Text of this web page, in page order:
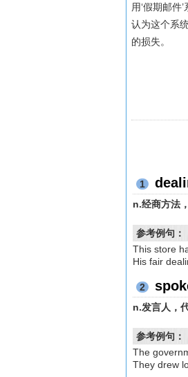
用‘假期邮
认为这个系
的损失。
1
n.经商方法
参考例句：
This store
His fair
2
n.发言人，
参考例句：
The
They drew